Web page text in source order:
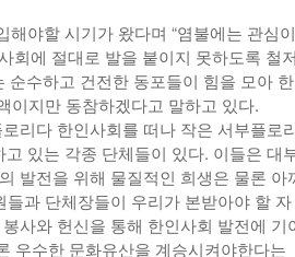
야할 시기가 왔다며 “염불에는 관심이
회에 절대로 발을 붙이지 못하도록 철저
순수하고 건전한 동포들이 힘을 모아 한
이지만 동참하겠다고 말하고 있다.
리다 한인사회를 떠나 작은 서부플로
있는 각종 단체들이 있다. 이들은 대
발전을 위해 물질적인 희생은 물론 아
과 단체장들이 우리가 본받아야 할 자
사와 헌신을 통해 한인사회 발전에 기
우수한 문화유산을 계승시켜야한다는